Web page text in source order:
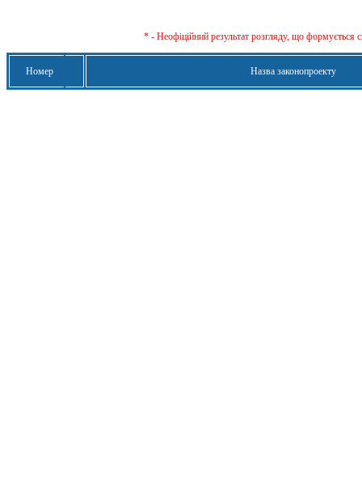
* - Неофіційний результат розгляду, що формується
Номер Назва законопроекту